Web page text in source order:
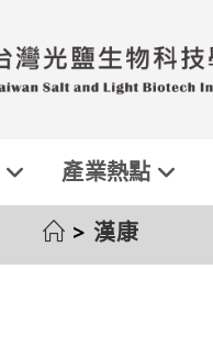
產業熱點
> 漢康